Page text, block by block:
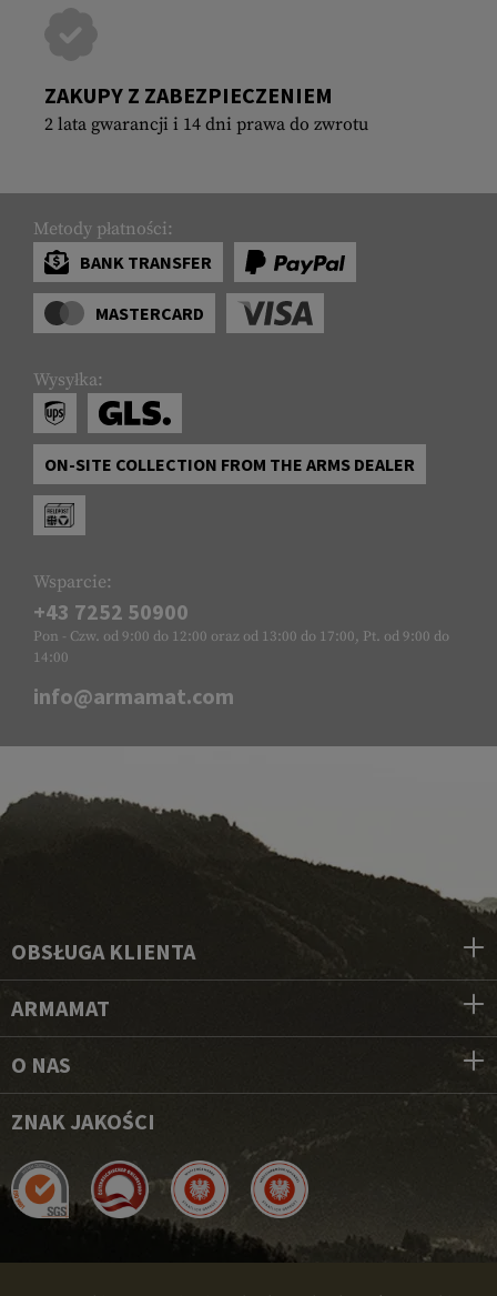
ZAKUPY Z ZABEZPIECZENIEM
2 lata gwarancji i 14 dni prawa do zwrotu
Metody płatności:
BANK TRANSFER
MASTERCARD
Wysyłka:
ON-SITE COLLECTION FROM THE ARMS DEALER
Wsparcie:
+43 7252 50900
Pon - Czw. od 9:00 do 12:00 oraz od 13:00 do 17:00, Pt. od 9:00 do
14:00
info@armamat.com
OBSŁUGA KLIENTA
ARMAMAT
O NAS
ZNAK JAKOŚCI